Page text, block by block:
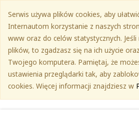
treści
głównej
Serwis używa plików cookies, aby
Internautom korzystanie z naszych stron
www oraz do celów statystycznych.
plików, to zgadzasz się na ich użycie
Twojego komputera. Pamiętaj, że
ustawienia przeglądarki tak, aby
cookies. Więcej informacji znajdziesz w